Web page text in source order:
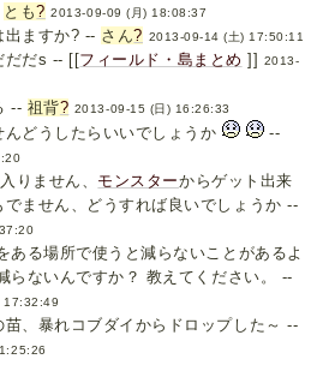
とも? 2013-09-09 (月) 18:08:37
出ますか? -- さん? 2013-09-14 (土) 17:50:11
だだs -- [[フィールド・島まとめ ]]
2013-
-- 祖背? 2013-09-15 (日) 16:26:33
どうしたらいいでしょうか
--
りません、 モンスターからゲット出来
ません、どうすれば良いでしょうか --
ある場所で使うと減らないことがあるよ
らないんですか？ 教えてください。 --
17:32:49
苗、暴れコブダイからドロップした～ --